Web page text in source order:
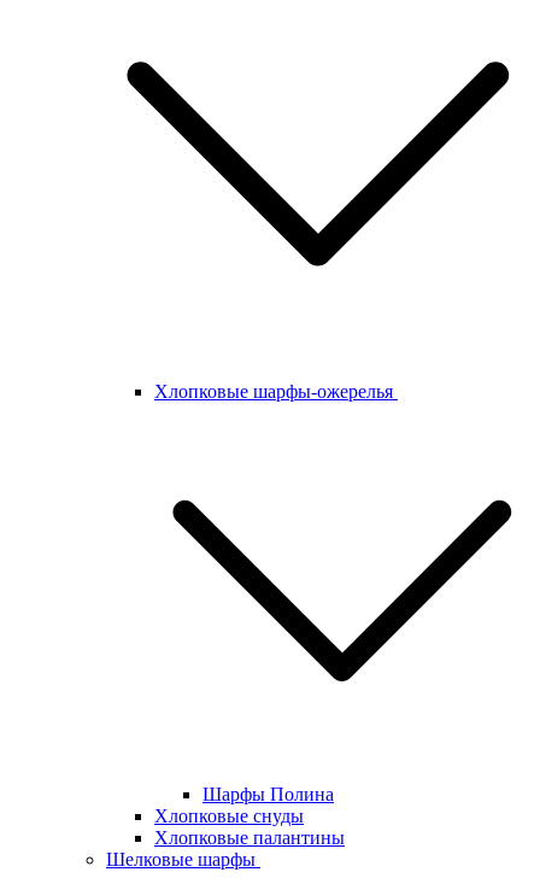
Хлопковые шарфы-ожерелья
Шарфы Полина
Хлопковые снуды
Хлопковые палантины
Шелковые шарфы